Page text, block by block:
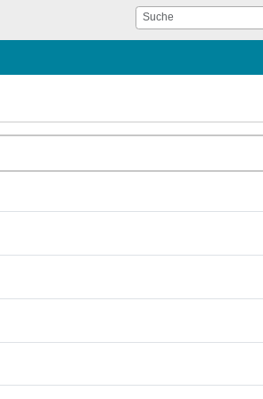
Suche